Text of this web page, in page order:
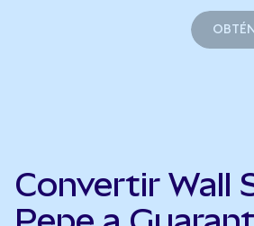
Convertir Wall